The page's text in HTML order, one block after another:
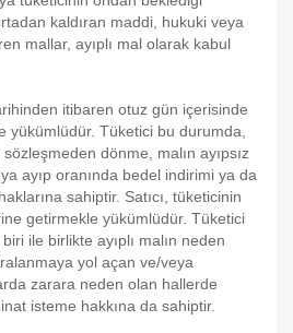
kaldıran maddi, hukuki veya
mallar, ayıplı mal olarak kabul
itibaren otuz gün içerisinde
yükümlüdür. Tüketici bu durumda,
dönme, malın ayıpsız
ayıp oranında bedel indirimi ya da
sahiptir. Satıcı, tüketicinin
getirmekle yükümlüdür. Tüketici
ile birlikte ayıplı malın neden
yol açan ve/veya
zarara neden olan hallerde
isteme hakkına da sahiptir.